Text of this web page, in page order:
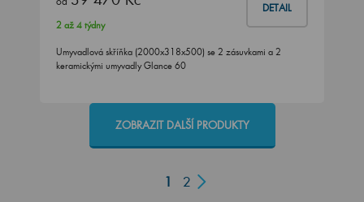
DETAIL
2 až 4 týdny
Umyvadlová skříňka (2000x318x500) se 2 zásuvkami a 2
keramickými umyvadly Glance 60
ZOBRAZIT DALŠÍ PRODUKTY
1 2